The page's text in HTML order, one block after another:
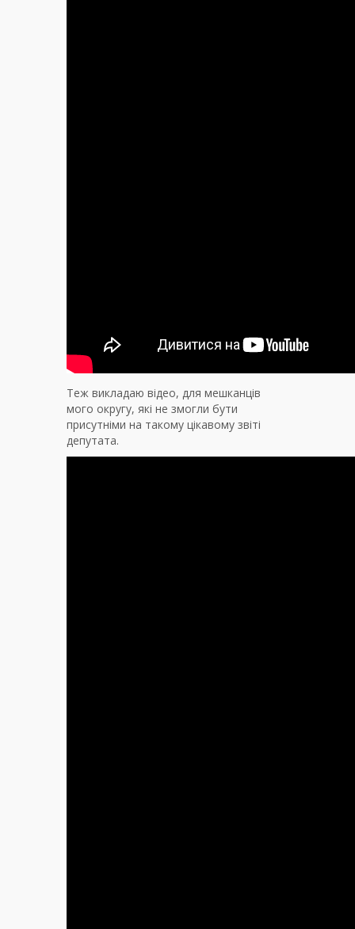
Теж викладаю відео, для мешканців
мого округу, які не змогли бути
присутніми на такому цікавому звіті
депутата.